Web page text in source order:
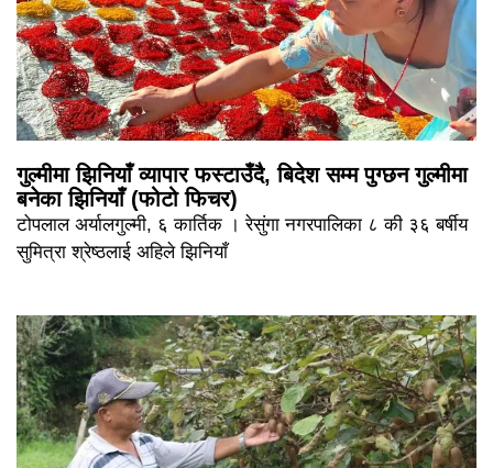
गुल्मीमा झिनियाँ व्यापार फस्टाउँदै, बिदेश सम्म पुग्छन गुल्मीमा
बनेका झिनियाँ (फोटो फिचर)
टोपलाल अर्यालगुल्मी, ६ कार्तिक । रेसुंगा नगरपालिका ८ की ३६ बर्षीय
सुमित्रा श्रेष्ठलाई अहिले झिनियाँ